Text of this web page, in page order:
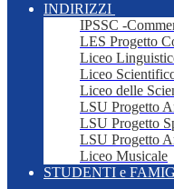
INDIRIZZI
IPSSC -
LES Progetto
Liceo
Liceo
Liceo delle
LSU Progetto
LSU Progetto
LSU Progetto
Liceo Musicale
STUDENTI e